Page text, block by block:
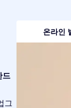
드
그
온라인